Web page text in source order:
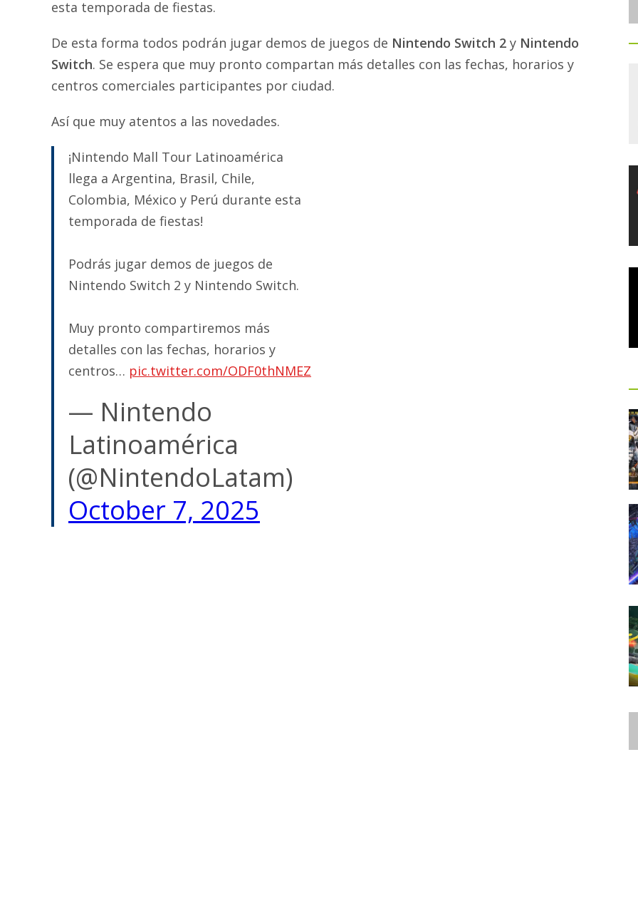
esta temporada de fiestas.
De esta forma todos podrán jugar demos de juegos de Nintendo Switch 2 y Nintendo
Switch. Se espera que muy pronto compartan más detalles con las fechas, horarios y
centros comerciales participantes por ciudad.
Así que muy atentos a las novedades.
¡Nintendo Mall Tour Latinoamérica
llega a Argentina, Brasil, Chile,
Colombia, México y Perú durante esta
temporada de fiestas!
Podrás jugar demos de juegos de
Nintendo Switch 2 y Nintendo Switch.
Muy pronto compartiremos más
detalles con las fechas, horarios y
centros… pic.twitter.com/ODF0thNMEZ
— Nintendo
Latinoamérica
(@NintendoLatam)
October 7, 2025